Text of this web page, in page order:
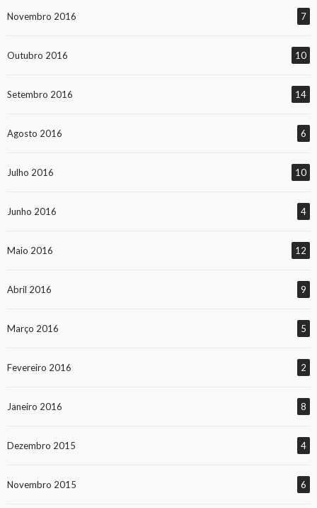
Novembro 2016 7
Outubro 2016 10
Setembro 2016 14
Agosto 2016 6
Julho 2016 10
Junho 2016 4
Maio 2016 12
Abril 2016 9
Março 2016 5
Fevereiro 2016 2
Janeiro 2016 8
Dezembro 2015 4
Novembro 2015 6